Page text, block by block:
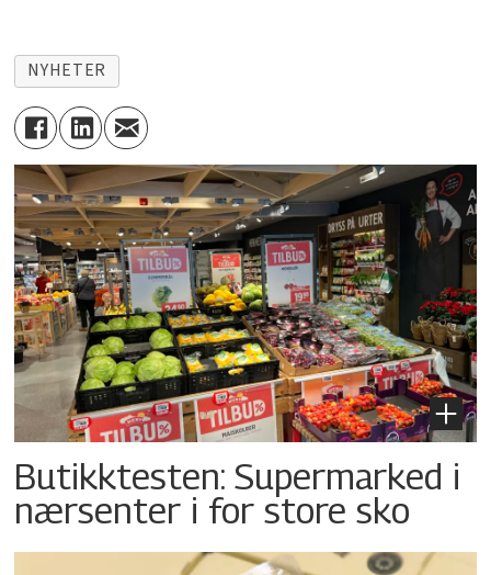
NYHETER
Butikktesten: Supermarked i
nærsenter i for store sko